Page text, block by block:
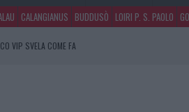
CALANGIANUS BUDDUSÒ LOIRI P. S. PAOLO
VIP SVELA COME FA